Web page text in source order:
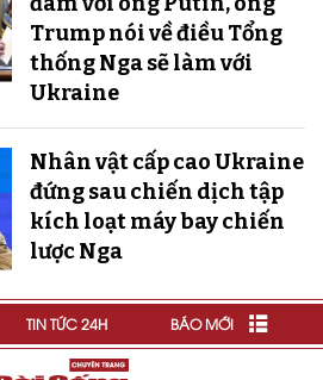
Trump nói về điều Tổng
thống Nga sẽ làm với
Ukraine
Nhân vật cấp cao Ukraine
đứng sau chiến dịch tập
kích loạt máy bay chiến
lược Nga
TIN TỨC 24H BÁO MỚI